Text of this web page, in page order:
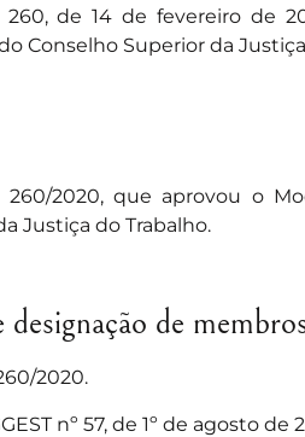
260, de 14 de fevereiro de
Conselho Superior da
260/2020, que aprovou o
Justiça do Trabalho.
de
2020.
nº 57, de 1º de agosto de